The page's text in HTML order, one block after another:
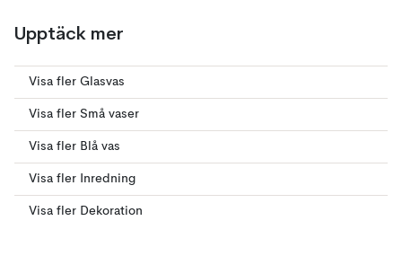
Upptäck mer
Visa fler Glasvas
Visa fler Små vaser
Visa fler Blå vas
Visa fler Inredning
Visa fler Dekoration